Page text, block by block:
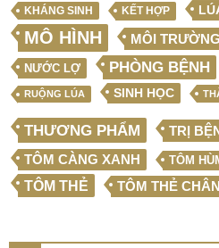
KHÁNG SINH KẾT HỢP
MÔ HÌNH MÔI TRƯỜNG
NƯỚC LỢ PHÒNG BỆNH
RUỘNG LÚA SINH HỌC
THƯƠNG PHẨM TRỊ
TÔM CÀNG XANH TÔM
TÔM THẺ TÔM THẺ